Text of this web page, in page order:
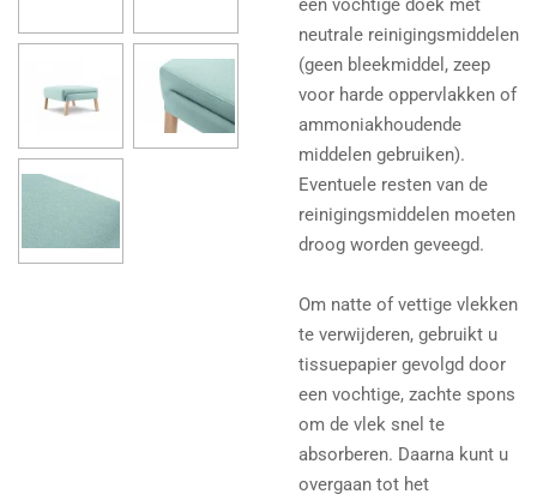
een vochtige doek met
neutrale reinigingsmiddelen
(geen bleekmiddel, zeep
voor harde oppervlakken of
ammoniakhoudende
middelen gebruiken).
Eventuele resten van de
reinigingsmiddelen moeten
droog worden geveegd.
Om natte of vettige vlekken
te verwijderen, gebruikt u
tissuepapier gevolgd door
een vochtige, zachte spons
om de vlek snel te
absorberen. Daarna kunt u
overgaan tot het